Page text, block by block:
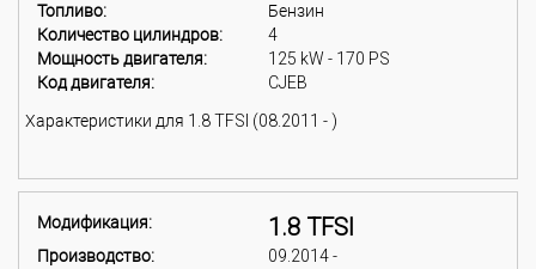
Топливо:
Бензин
Количество цилиндров:
4
Мощность двигателя:
125 kW - 170 PS
Код двигателя:
CJEB
Характеристики для 1.8 TFSI (08.2011 - )
Модификация: 1.8 TFSI
Производство:
09.2014 -